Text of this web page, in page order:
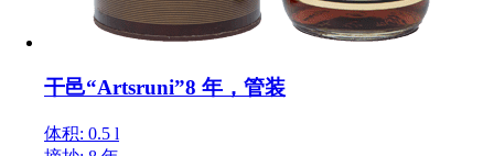
干邑“Artsruni”8 年，管装
体积: 0.5 l